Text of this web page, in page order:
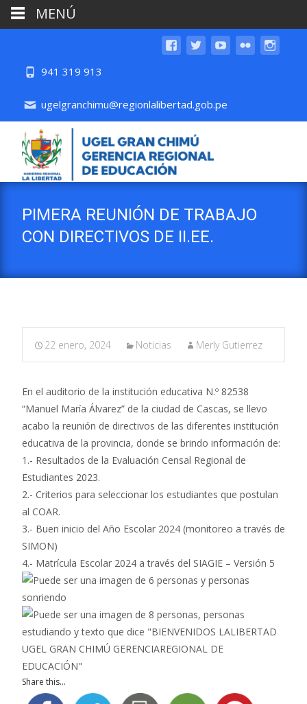
941 319 913
ugelgranchimu@regionlalibertad.gob.pe
PIMERA REUNIÓN DE TRABAJO
CON DIRECTIVOS DE II.EE.
22 enero, 2024 Noticias Merly Gutierrez
En el auditorio de la institución educativa N.º 82538
“Manuel María Álvarez” de la ciudad de Cascas, se llevo
acabo la reunión de directivos de las diferentes institución
educativa de la provincia, donde se brindo información de:
1.- Resultados de la Evaluación Censal Regional de
Estudiantes 2023.
2.- Criterios para seleccionar los estudiantes que postulan
al COAR.
3.- Buen inicio del Año Escolar 2024 (monitoreo a través de
SIMON)
4.- Matrícula Escolar 2024 a través del SIAGIE – Versión 5
Share this...
MENÚ